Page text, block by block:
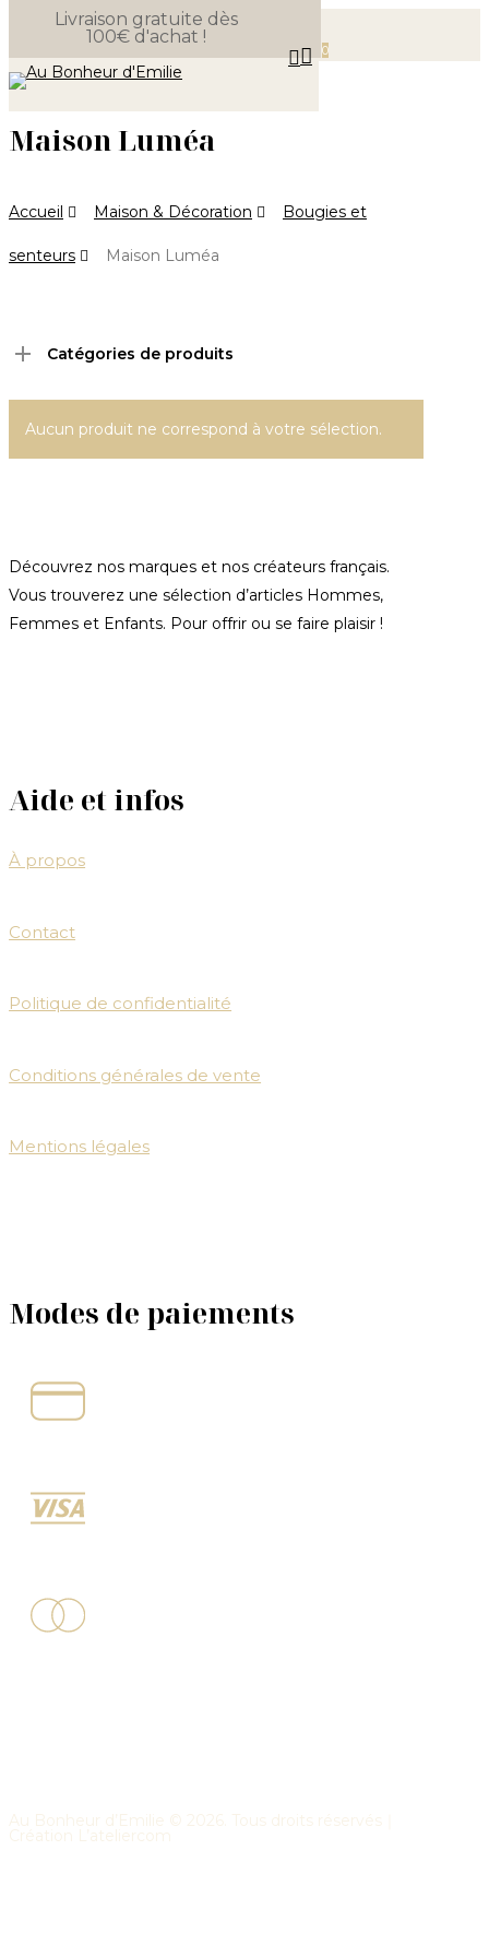
main
content
Livraison gratuite dès
100€ d'achat !
search
0
Cart
Maison Luméa
Accueil Maison & Décoration Bougies et
senteurs Maison Luméa
Catégories de produits
Aucun produit ne correspond à votre sélection.
Découvrez nos marques et nos créateurs français.
Vous trouverez une sélection d’articles Hommes,
Femmes et Enfants. Pour offrir ou se faire plaisir !
Aide et infos
À propos
Contact
Politique de confidentialité
Conditions générales de vente
Mentions légales
Modes de paiements
Au Bonheur d’Emilie © 2026 . Tous droits réservés｜
Création L’ateliercom